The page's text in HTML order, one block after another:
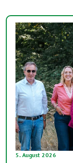
5. August 2026